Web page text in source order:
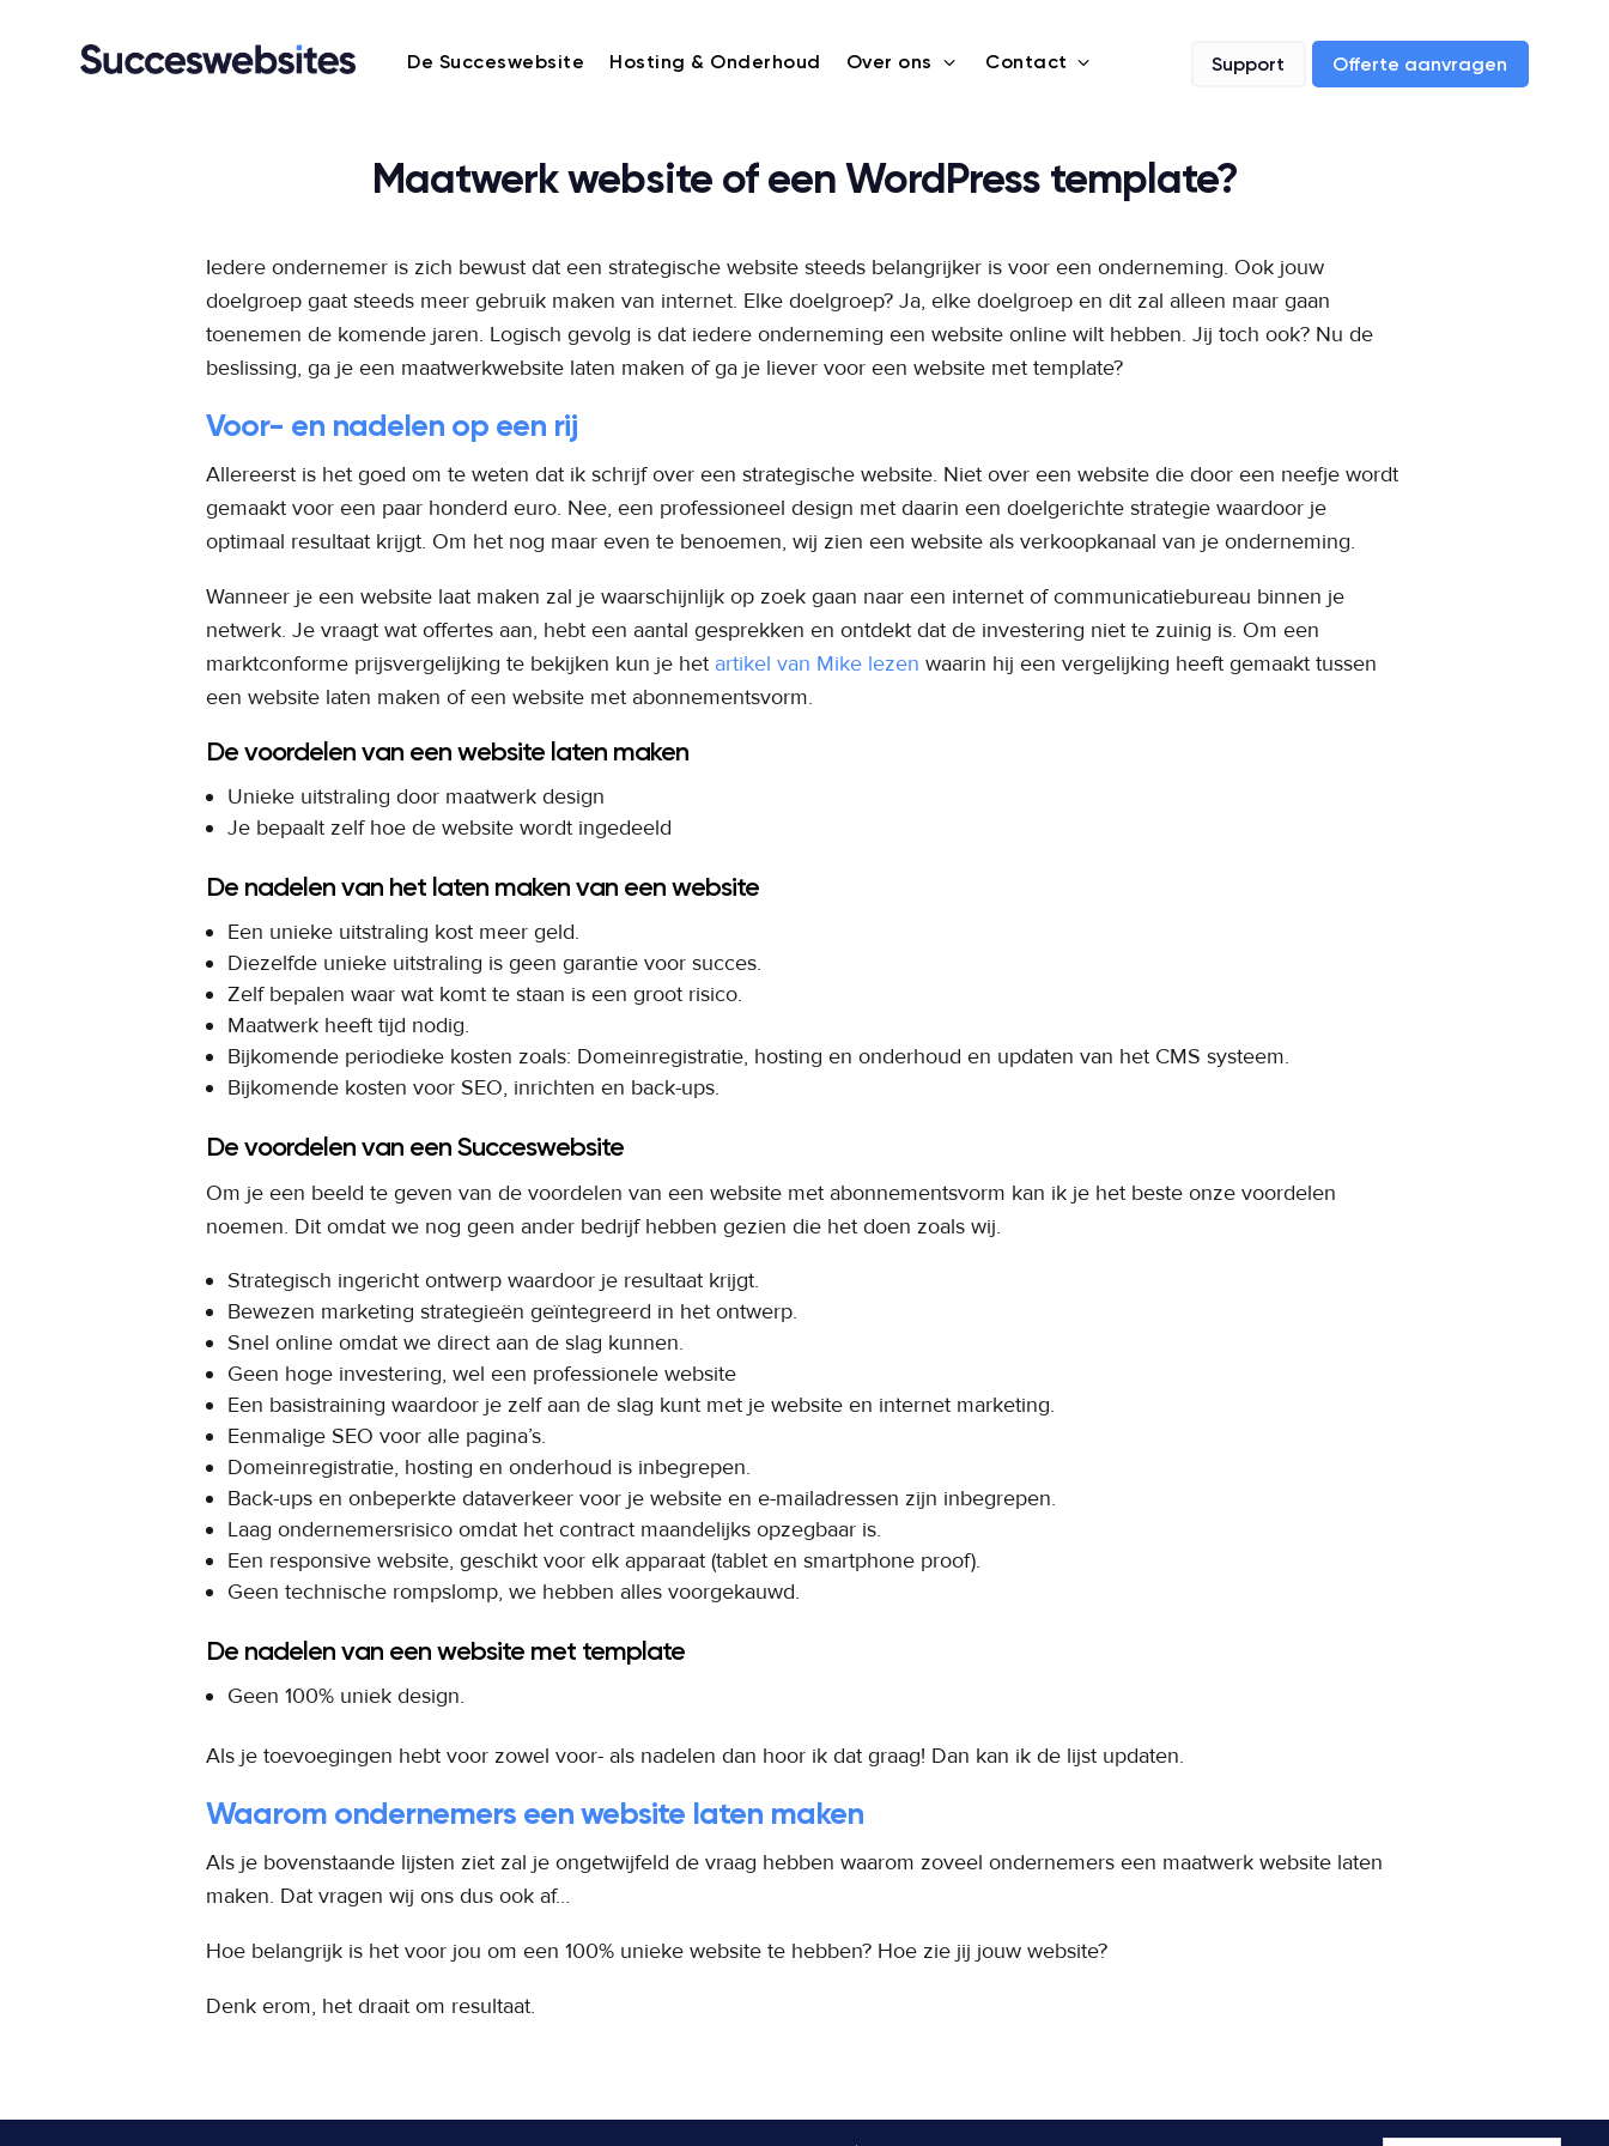
De Succeswebsite Hosting & Onderhoud 3
Over ons 3
Contact Support Offerte aanvragen
Maatwerk website of een WordPress template?
Iedere ondernemer is zich bewust dat een strategische website steeds belangrijker is voor een onderneming. Ook jouw
doelgroep gaat steeds meer gebruik maken van internet. Elke doelgroep? Ja, elke doelgroep en dit zal alleen maar gaan
toenemen de komende jaren. Logisch gevolg is dat iedere onderneming een website online wilt hebben. Jij toch ook? Nu de
beslissing, ga je een maatwerkwebsite laten maken of ga je liever voor een website met template?
Voor- en nadelen op een rij
Allereerst is het goed om te weten dat ik schrijf over een strategische website. Niet over een website die door een neefje wordt
gemaakt voor een paar honderd euro. Nee, een professioneel design met daarin een doelgerichte strategie waardoor je
optimaal resultaat krijgt. Om het nog maar even te benoemen, wij zien een website als verkoopkanaal van je onderneming.
Wanneer je een website laat maken zal je waarschijnlijk op zoek gaan naar een internet of communicatiebureau binnen je
netwerk. Je vraagt wat offertes aan, hebt een aantal gesprekken en ontdekt dat de investering niet te zuinig is. Om een
marktconforme prijsvergelijking te bekijken kun je het artikel van Mike lezen waarin hij een vergelijking heeft gemaakt tussen
een website laten maken of een website met abonnementsvorm.
De voordelen van een website laten maken
Unieke uitstraling door maatwerk design
Je bepaalt zelf hoe de website wordt ingedeeld
De nadelen van het laten maken van een website
Een unieke uitstraling kost meer geld.
Diezelfde unieke uitstraling is geen garantie voor succes.
Zelf bepalen waar wat komt te staan is een groot risico.
Maatwerk heeft tijd nodig.
Bijkomende periodieke kosten zoals: Domeinregistratie, hosting en onderhoud en updaten van het CMS systeem.
Bijkomende kosten voor SEO, inrichten en back-ups.
De voordelen van een Succeswebsite
Om je een beeld te geven van de voordelen van een website met abonnementsvorm kan ik je het beste onze voordelen
noemen. Dit omdat we nog geen ander bedrijf hebben gezien die het doen zoals wij.
Strategisch ingericht ontwerp waardoor je resultaat krijgt.
Bewezen marketing strategieën geïntegreerd in het ontwerp.
Snel online omdat we direct aan de slag kunnen.
Geen hoge investering, wel een professionele website
Een basistraining waardoor je zelf aan de slag kunt met je website en internet marketing.
Eenmalige SEO voor alle pagina’s.
Domeinregistratie, hosting en onderhoud is inbegrepen.
Back-ups en onbeperkte dataverkeer voor je website en e-mailadressen zijn inbegrepen.
Laag ondernemersrisico omdat het contract maandelijks opzegbaar is.
Een responsive website, geschikt voor elk apparaat (tablet en smartphone proof).
Geen technische rompslomp, we hebben alles voorgekauwd.
De nadelen van een website met template
Geen 100% uniek design.
Als je toevoegingen hebt voor zowel voor- als nadelen dan hoor ik dat graag! Dan kan ik de lijst updaten.
Waarom ondernemers een website laten maken
Als je bovenstaande lijsten ziet zal je ongetwijfeld de vraag hebben waarom zoveel ondernemers een maatwerk website laten
maken. Dat vragen wij ons dus ook af…
Hoe belangrijk is het voor jou om een 100% unieke website te hebben? Hoe zie jij jouw website?
Denk erom, het draait om resultaat.